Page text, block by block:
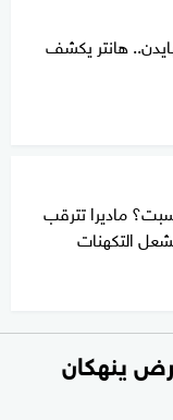
هانتر يكشف
ماديرا تترقب
التكهنات
ينهكان